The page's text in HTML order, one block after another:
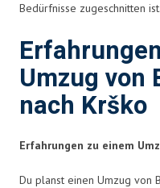
Bedürfnisse zugeschnitten ist.
Umzug von
nach Krško
Erfahrungen zu einem
Du planst einen Umzug von